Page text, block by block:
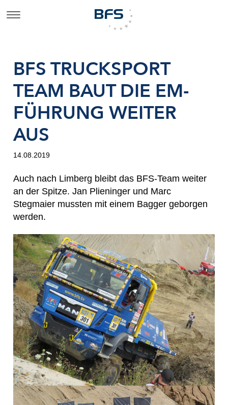
BFS TRUCKSPORT
TEAM BAUT DIE EM-
FÜHRUNG WEITER
AUS
14.08.2019
Auch nach Limberg bleibt das BFS-Team weiter
an der Spitze. Jan Plieninger und Marc
Stegmaier mussten mit einem Bagger geborgen
werden.